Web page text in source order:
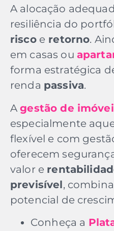
A alocação
resiliência do
riscoe retorno.
em casas ou
forma estratégica
renda passiva.
Agestão de
especialmente
flexível e com
oferecem
valor e
previsível,
potencial de
Conheça a